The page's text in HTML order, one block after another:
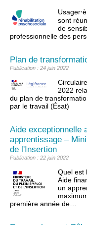
sont
de
professionnelle des
Plan de
Publication : 24 juin 2022
2022
du plan de
par le travail (Ésat)
Aide exceptionnelle
apprentissage –
de l'Insertion
Publication : 22 juin 2022
Quel est
Aide
un
première année de…